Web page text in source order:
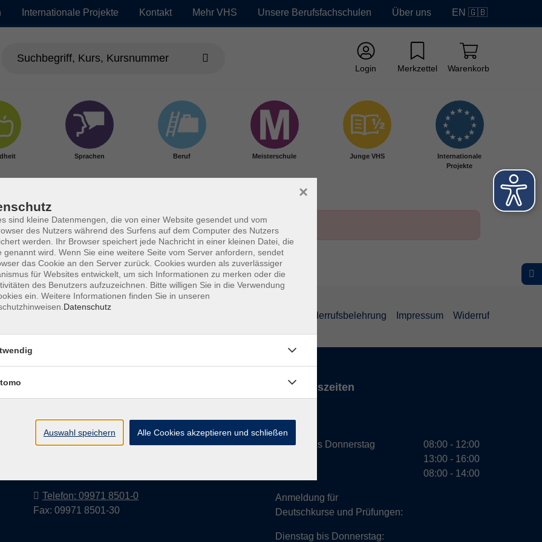
Internationale Projekte Kontakt Mehr VHS Unsere Berufsfachschulen Über uns EN 🇬🇧
Login Merkzettel Warenkorb
Sprachen Beruf Meisterschule Junge VHS
Internationale
Projekte
Widerrufsbelehrung Impressum Widerruf
e.V.
Pfarrer-Seidl-Str. 1
93413 Cham
Telefon: 09971 8501-0
Fax: 09971 8501-30
Öffnungszeiten
VHS
Montag bis Donnerstag
Anmeldung für
Deutschkurse und Prüfungen:
Dienstag bis Donnerstag:
08:00 - 12:00
13:00 - 16:00
08:00 - 14:00
sind kleine Datenmengen, die von einer Website gesendet und vom
des Nutzers während des Surfens auf dem Computer des Nutzers
werden. Ihr Browser speichert jede Nachricht in einer kleinen Datei, die
genannt wird. Wenn Sie eine weitere Seite vom Server anfordern, sendet
das Cookie an den Server zurück. Cookies wurden als zuverlässiger
für Websites entwickelt, um sich Informationen zu merken oder die
des Benutzers aufzuzeichnen. Bitte willigen Sie in die Verwendung
ein. Weitere Informationen finden Sie in unseren
Datenschutz
×
Auswahl speichern Alle Cookies akzeptieren und schließen